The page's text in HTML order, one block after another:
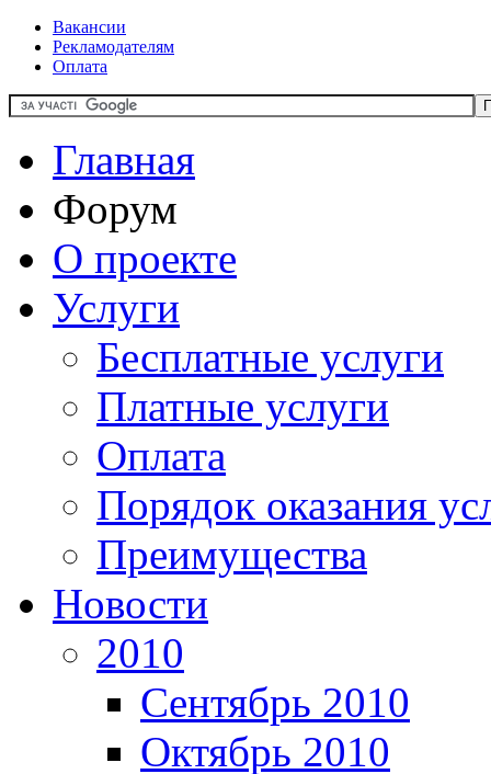
Вакансии
Рекламодателям
Оплата
Главная
Форум
О проекте
Услуги
Бесплатные услуги
Платные услуги
Оплата
Порядок оказания
Преимущества
Новости
2010
Сентябрь 2010
Октябрь 2010